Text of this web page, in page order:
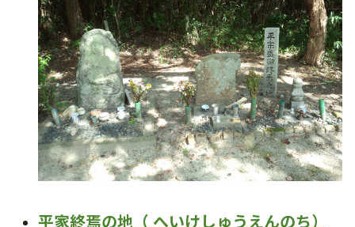
平家終焉の地（ へいけしゅうえんのち）